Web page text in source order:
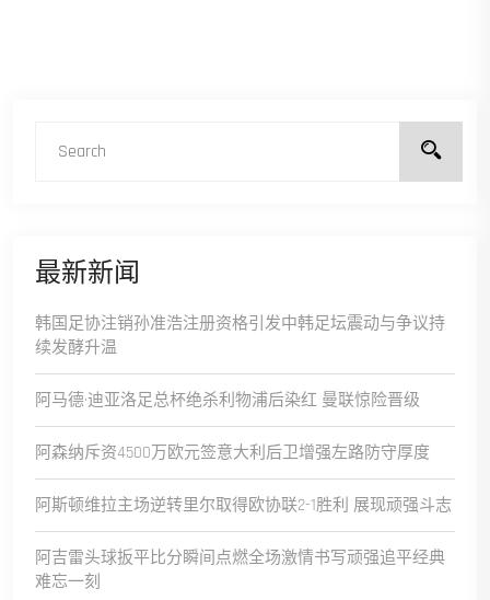
最新新闻
韩国足协注销孙准浩注册资格引发中韩足坛震动与争议持
续发酵升温
阿马德·迪亚洛足总杯绝杀利物浦后染红 曼联惊险晋级
阿森纳斥资4500万欧元签意大利后卫增强左路防守厚度
阿斯顿维拉主场逆转里尔取得欧协联2-1胜利 展现顽强斗志
阿吉雷头球扳平比分瞬间点燃全场激情书写顽强追平经典
难忘一刻